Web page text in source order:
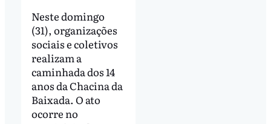
Neste domingo
(31), organizações
sociais e coletivos
realizam a
caminhada dos 14
anos da Chacina da
Baixada. O ato
ocorre no